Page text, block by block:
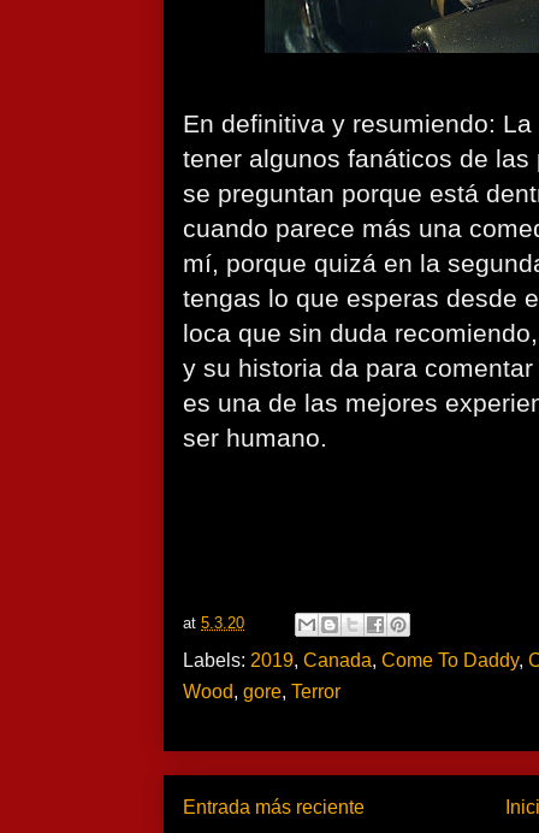
En definitiva y resumiendo:
tener algunos fanáticos de
se preguntan porque está
cuando parece más una
mí, porque quizá en la
tengas lo que esperas desde
loca que sin duda
y su historia da para
es una de las mejores
ser humano.
at 5.3.20
Labels: 2019, Canada, Come To Daddy,
Wood, gore, Terror
Entrada más reciente